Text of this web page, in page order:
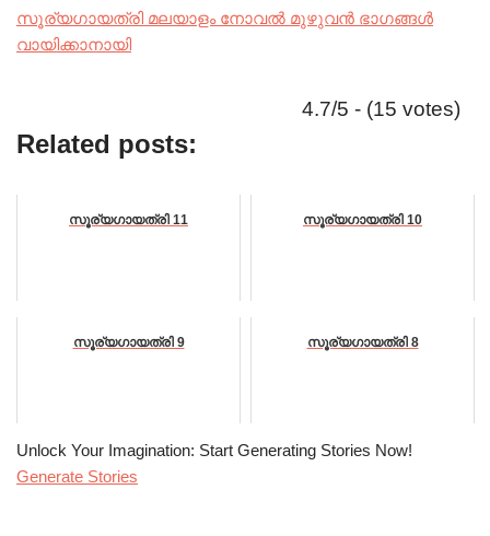
സൂര്യഗായത്രി മലയാളം നോവൽ മുഴുവൻ ഭാഗങ്ങൾ
വായിക്കാനായി
4.7/5 - (15 votes)
Related posts:
സൂര്യഗായത്രി 11 സൂര്യഗായത്രി 10
സൂര്യഗായത്രി 9 സൂര്യഗായത്രി 8
Unlock Your Imagination: Start Generating Stories Now!
Generate Stories